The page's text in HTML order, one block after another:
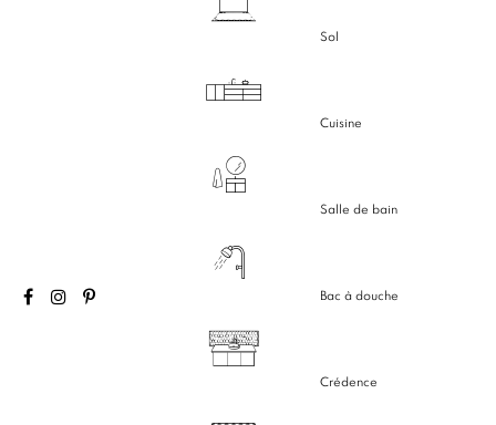
Sol
Cuisine
Salle de bain
Bac à douche
Crédence